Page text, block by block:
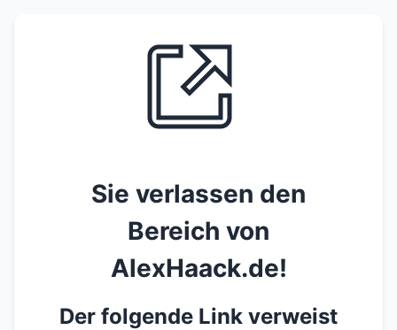
Sie verlassen den
Bereich von
AlexHaack.de!
Der folgende Link verweist